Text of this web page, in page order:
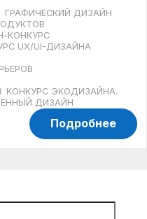
ГРАФИЧЕСКИЙ ДИЗАЙН
КОНКУРС
UX/UI-ДИЗАЙНА
КОНКУРС ЭКОДИЗАЙНА.
ДИЗАЙН
Подробнее